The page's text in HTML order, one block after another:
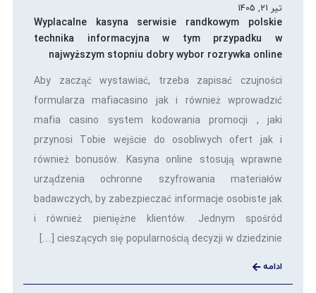
تیر 21, 1405
Wyplacalne kasyna serwisie randkowym polskie
technika informacyjna w tym przypadku w
najwyższym stopniu dobry wybor rozrywka online
Aby zacząć wystawiać, trzeba zapisać czujności
formularza mafiacasino jak i również wprowadzić
mafia casino system kodowania promocji , jaki
przynosi Tobie wejście do osobliwych ofert jak i
również bonusów. Kasyna online stosują wprawne
urządzenia ochronne szyfrowania materiałów
badawczych, by zabezpieczać informacje osobiste jak
i również pieniężne klientów. Jednym spośród
cieszących się popularnością decyzji w dziedzinie […]
ادامه